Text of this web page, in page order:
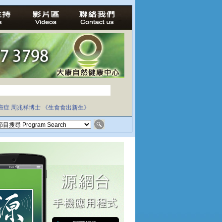
症 周兆祥博士 《生食食出新生》